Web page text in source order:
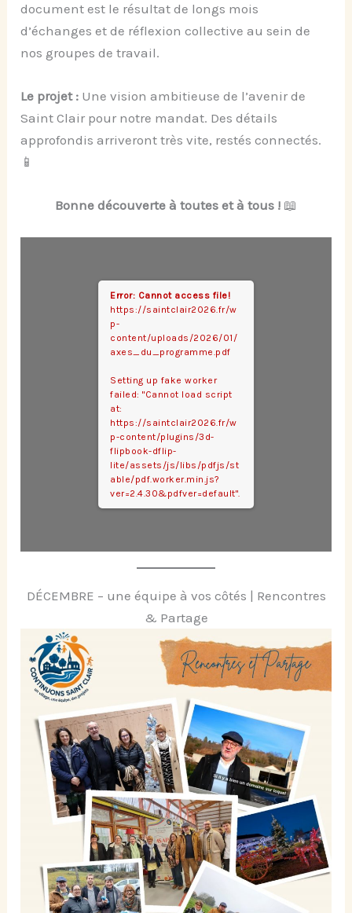
document est le résultat de longs mois
d’échanges et de réflexion collective au sein de
nos groupes de travail.
Le projet : Une vision ambitieuse de l’avenir de
Saint Clair pour notre mandat. Des détails
approfondis arriveront très vite, restés connectés.
📱
Bonne découverte à toutes et à tous ! 📖
Error: Cannot access file!
https://saintclair2026.fr/w
p-
content/uploads/2026/01/
axes_du_programme.pdf
Setting up fake worker
failed: "Cannot load script
at:
https://saintclair2026.fr/w
p-content/plugins/3d-
flipbook-dflip-
lite/assets/js/libs/pdfjs/st
able/pdf.worker.min.js?
ver=2.4.30&pdfver=default".
DÉCEMBRE – une équipe à vos côtés | Rencontres
& Partage